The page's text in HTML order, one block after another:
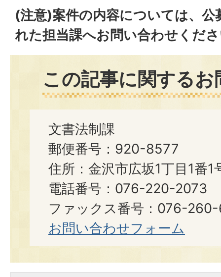
(注意)案件の内容については、公
れた担当課へお問い合わせくだ
この記事に関する
文書法制課
郵便番号：920-8577
住所：金沢市広坂1丁目1番1
電話番号：076-220-2073
ファックス番号：076-
お問い合わせフォーム